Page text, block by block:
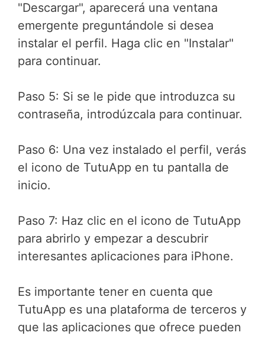
"Descargar", aparecerá una ventana
emergente preguntándole si desea
instalar el perfil. Haga clic en "Instalar"
para continuar.
Paso 5: Si se le pide que introduzca su
contraseña, introdúzcala para continuar.
Paso 6: Una vez instalado el perfil, verás
el icono de TutuApp en tu pantalla de
inicio.
Paso 7: Haz clic en el icono de TutuApp
para abrirlo y empezar a descubrir
interesantes aplicaciones para iPhone.
Es importante tener en cuenta que
TutuApp es una plataforma de terceros y
que las aplicaciones que ofrece pueden